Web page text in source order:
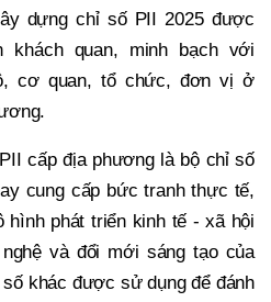
dựng chỉ số PII 2025 được
khách quan, minh bạch với
cơ quan, tổ chức, đơn vị ở
cấp địa phương là bộ chỉ số
cung cấp bức tranh thực tế,
hình phát triển kinh tế - xã hội
và đổi mới sáng tạo của
khác được sử dụng để đánh